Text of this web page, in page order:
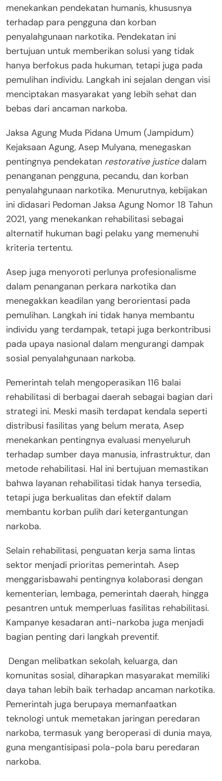
menekankan pendekatan humanis, khususnya
terhadap para pengguna dan korban
penyalahgunaan narkotika. Pendekatan ini
bertujuan untuk memberikan solusi yang tidak
hanya berfokus pada hukuman, tetapi juga pada
pemulihan individu. Langkah ini sejalan dengan visi
menciptakan masyarakat yang lebih sehat dan
bebas dari ancaman narkoba.
Jaksa Agung Muda Pidana Umum (Jampidum)
Kejaksaan Agung, Asep Mulyana, menegaskan
pentingnya pendekatan restorative justicedalam
penanganan pengguna, pecandu, dan korban
penyalahgunaan narkotika. Menurutnya, kebijakan
ini didasari Pedoman Jaksa Agung Nomor 18 Tahun
2021, yang menekankan rehabilitasi sebagai
alternatif hukuman bagi pelaku yang memenuhi
kriteria tertentu.
Asep juga menyoroti perlunya profesionalisme
dalam penanganan perkara narkotika dan
menegakkan keadilan yang berorientasi pada
pemulihan. Langkah ini tidak hanya membantu
individu yang terdampak, tetapi juga berkontribusi
pada upaya nasional dalam mengurangi dampak
sosial penyalahgunaan narkoba.
Pemerintah telah mengoperasikan 116 balai
rehabilitasi di berbagai daerah sebagai bagian dari
strategi ini. Meski masih terdapat kendala seperti
distribusi fasilitas yang belum merata, Asep
menekankan pentingnya evaluasi menyeluruh
terhadap sumber daya manusia, infrastruktur, dan
metode rehabilitasi. Hal ini bertujuan memastikan
bahwa layanan rehabilitasi tidak hanya tersedia,
tetapi juga berkualitas dan efektif dalam
membantu korban pulih dari ketergantungan
narkoba.
Selain rehabilitasi, penguatan kerja sama lintas
sektor menjadi prioritas pemerintah. Asep
menggarisbawahi pentingnya kolaborasi dengan
kementerian, lembaga, pemerintah daerah, hingga
pesantren untuk memperluas fasilitas rehabilitasi.
Kampanye kesadaran anti-narkoba juga menjadi
bagian penting dari langkah preventif.
Dengan melibatkan sekolah, keluarga, dan
komunitas sosial, diharapkan masyarakat memiliki
daya tahan lebih baik terhadap ancaman narkotika.
Pemerintah juga berupaya memanfaatkan
teknologi untuk memetakan jaringan peredaran
narkoba, termasuk yang beroperasi di dunia maya,
guna mengantisipasi pola-pola baru peredaran
narkoba.